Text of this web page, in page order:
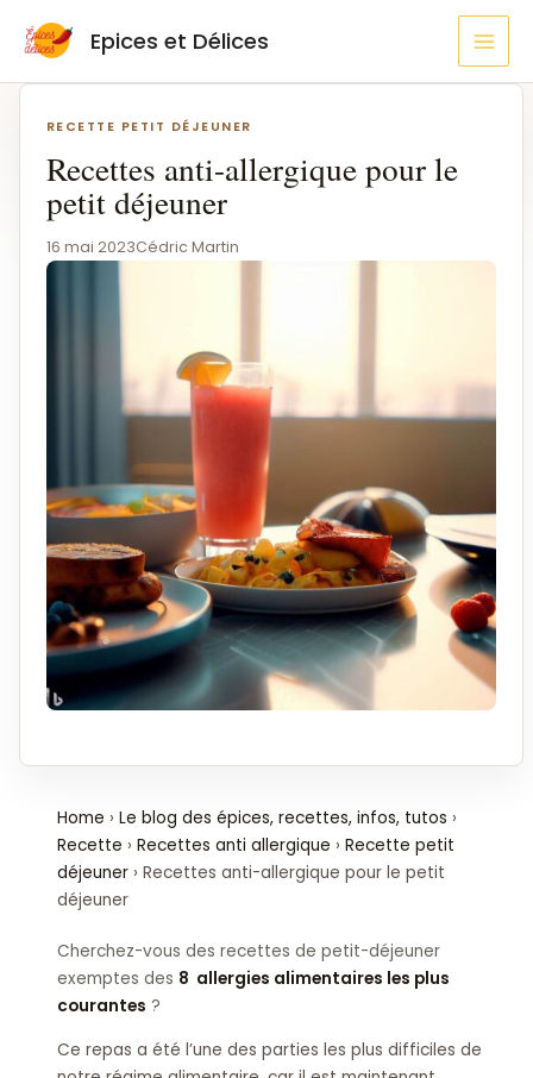
Epices et Délices
RECETTE PETIT DÉJEUNER
Recettes anti-allergique pour le
petit déjeuner
16 mai 2023Cédric Martin
Home › Le blog des épices, recettes, infos, tutos ›
Recette › Recettes anti allergique › Recette petit
déjeuner › Recettes anti-allergique pour le petit
déjeuner
Cherchez-vous des recettes de petit-déjeuner
exemptes des 8 allergies alimentaires les plus
courantes ?
Ce repas a été l’une des parties les plus difficiles de
de